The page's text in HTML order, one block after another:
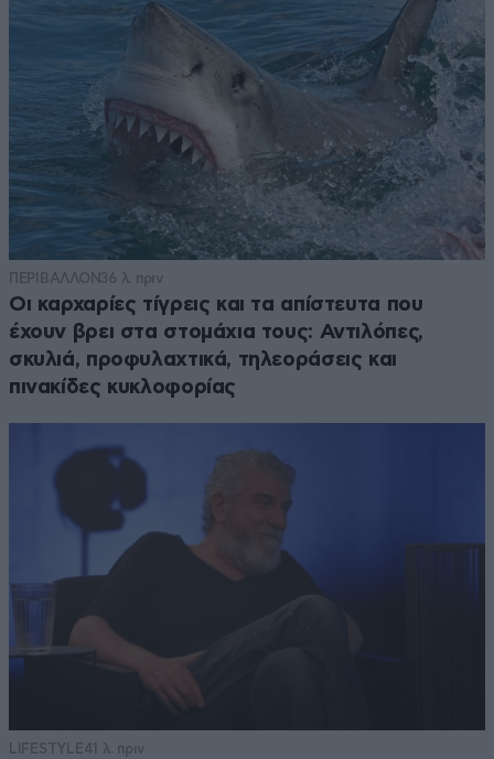
ΠΕΡΙΒΑΛΛΟΝ 36 λ. πριν
Οι καρχαρίες τίγρεις και τα απίστευτα που
έχουν βρει στα στομάχια τους: Αντιλόπες,
σκυλιά, προφυλαχτικά, τηλεοράσεις και
πινακίδες κυκλοφορίας
LIFESTYLE41 λ. πριν